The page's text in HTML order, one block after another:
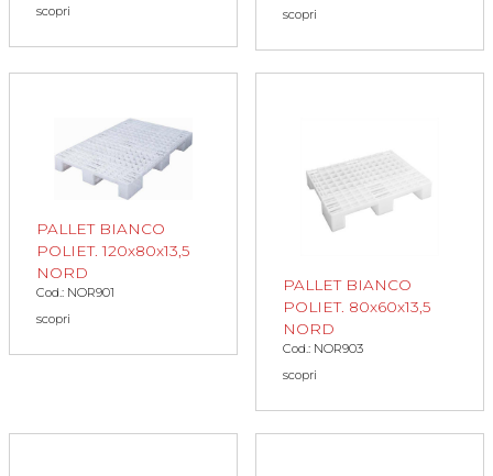
scopri
scopri
PALLET BIANCO
POLIET. 120x80x13,5
NORD
Cod.: NOR901
scopri
PALLET BIANCO
POLIET. 80x60x13,5
NORD
Cod.: NOR903
scopri